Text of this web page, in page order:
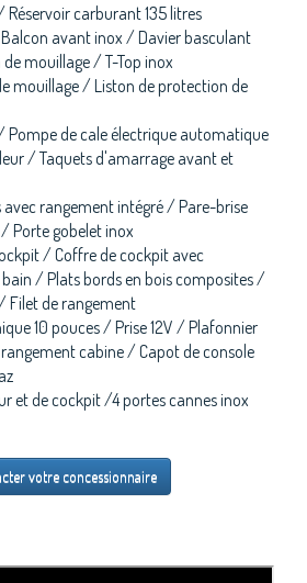
carburant 135 litres
avant inox / Davier basculant
mouillage / T-Top inox
mouillage / Liston de protection de
Pompe de cale électrique automatique
/ Taquets d'amarrage avant et
avec rangement intégré / Pare-brise
Porte gobelet inox
/ Coffre de cockpit avec
/ Plats bords en bois composites /
Filet de rangement
10 pouces / Prise 12V / Plafonnier
cabine / Capot de console
et de cockpit /4 portes cannes inox
votre concessionnaire